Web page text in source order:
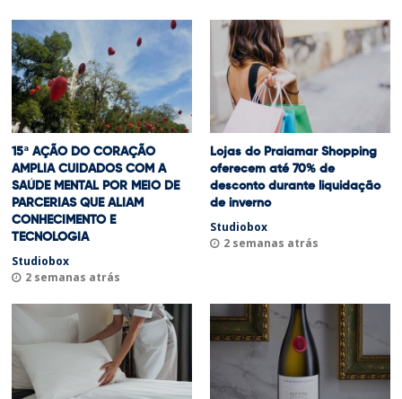
15ª AÇÃO DO CORAÇÃO
AMPLIA CUIDADOS COM A
SAÚDE MENTAL POR MEIO DE
PARCERIAS QUE ALIAM
CONHECIMENTO E
TECNOLOGIA
Studiobox
2 semanas atrás
Lojas do Praiamar Shopping
oferecem até 70% de
desconto durante liquidação
de inverno
Studiobox
2 semanas atrás